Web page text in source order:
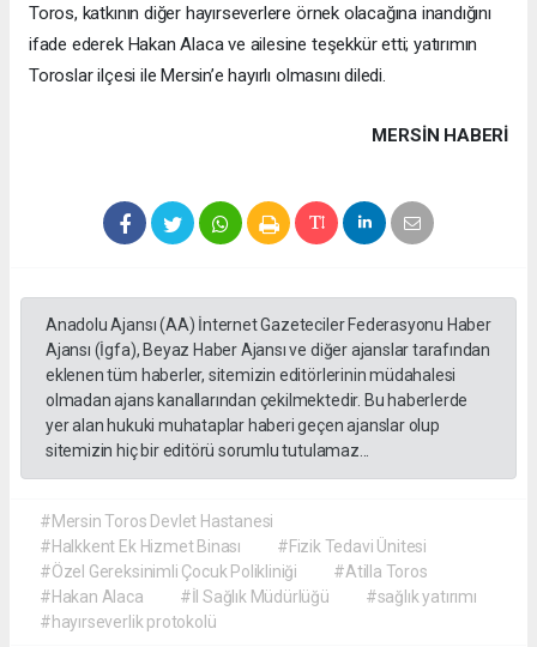
Toros, katkının diğer hayırseverlere örnek olacağına inandığını
ifade ederek Hakan Alaca ve ailesine teşekkür etti; yatırımın
Toroslar ilçesi ile Mersin’e hayırlı olmasını diledi.
MERSIN HABERİ
Anadolu Ajansı (AA) İnternet Gazeteciler Federasyonu Haber
Ajansı (İgfa), Beyaz Haber Ajansı ve diğer ajanslar tarafından
eklenen tüm haberler, sitemizin editörlerinin müdahalesi
olmadan ajans kanallarından çekilmektedir. Bu haberlerde
yer alan hukuki muhataplar haberi geçen ajanslar olup
sitemizin hiç bir editörü sorumlu tutulamaz...
#Mersin Toros Devlet Hastanesi
#Halkkent Ek Hizmet Binası
#Fizik Tedavi Ünitesi
#Özel Gereksinimli Çocuk Polikliniği
#Atilla Toros
#Hakan Alaca
#İl Sağlık Müdürlüğü
#sağlık yatırımı
#hayırseverlik protokolü